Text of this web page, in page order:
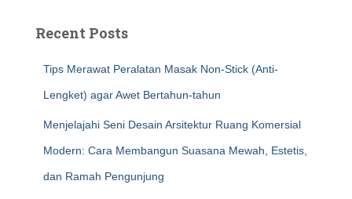
Recent Posts
Tips Merawat Peralatan Masak Non-Stick (Anti-
Lengket) agar Awet Bertahun-tahun
Menjelajahi Seni Desain Arsitektur Ruang Komersial
Modern: Cara Membangun Suasana Mewah, Estetis,
dan Ramah Pengunjung